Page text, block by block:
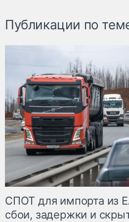
Публикации по
СПОТ для импорта из
сбои, задержки и